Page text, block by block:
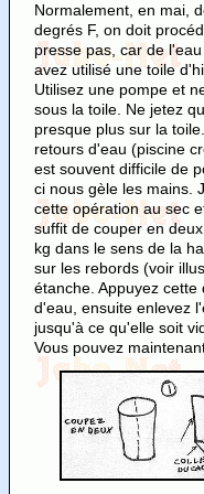
Normalement, en mai,
degrés F, on doit
presse pas, car de
avez utilisé une toile
Utilisez une pompe et
sous la toile. Ne jetez
presque plus sur la
retours d'eau (piscine
est souvent difficile de
ci nous gèle les mains.
cette opération au sec
suffit de couper en
kg dans le sens de la
sur les rebords (voir
étanche. Appuyez
d'eau, ensuite enlevez
jusqu'à ce qu'elle soit
Vous pouvez